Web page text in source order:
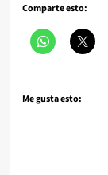
Comparte esto:
Me gusta esto: